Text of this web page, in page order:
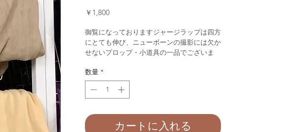
￥1,800価
御覧になっておりますジャージラップは四方
にとても伸び、ニューボーンの撮影には欠か
せないプロップ・小道具の一品でございま
ユニークな色のジャージラップがとても人気
です。また、ラップが使いやすく、小さな赤
ちゃんをラップで巻く際には一枚目のラップ
勧めのジャージラップでございます。ミモザ
ハウスのジャージラップは自社生産でござい
数量 *
カートに入れる